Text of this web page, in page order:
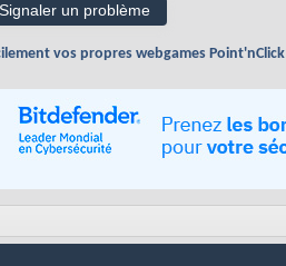
Signaler un problème
vos propres webgames Point'nClick